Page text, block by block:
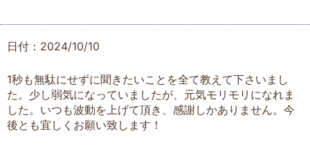
日付：2024/10/10
1秒も無駄にせずに聞きたいことを全て教えて下さいまし
た。少し弱気になっていましたが、元気モリモリになれま
した。いつも波動を上げて頂き、感謝しかありません。今
後とも宜しくお願い致します！